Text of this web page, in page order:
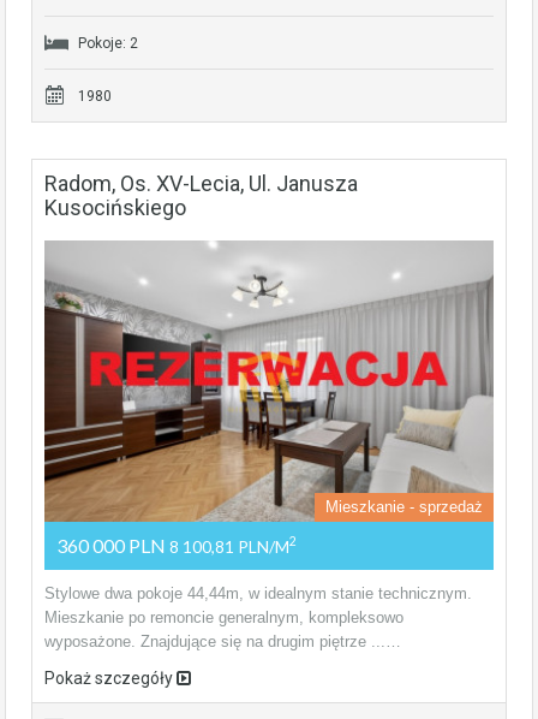
Pokoje: 2
1980
Radom, Os. XV-Lecia, Ul. Janusza
Kusocińskiego
Mieszkanie - sprzedaż
360 000 PLN 8 100,81 PLN/m2
Stylowe dwa pokoje 44,44m, w idealnym stanie technicznym.
Mieszkanie po remoncie generalnym, kompleksowo
wyposażone. Znajdujące się na drugim piętrze ...…
Pokaż szczegóły